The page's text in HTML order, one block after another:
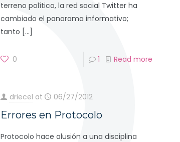
terreno político, la red social Twitter ha
cambiado el panorama informativo;
tanto […]
0 1 Read more
driecel at 06/27/2012
Errores en Protocolo
Protocolo hace alusión a una disciplina